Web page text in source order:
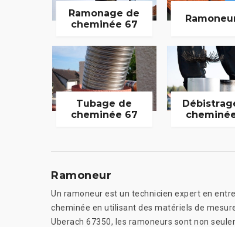
Ramonage de
cheminée 67
Tubage de
cheminée 67
Ramoneur
Un ramoneur est un technicien expert en
cheminée en utilisant des matériels de
Uberach 67350, les ramoneurs sont non